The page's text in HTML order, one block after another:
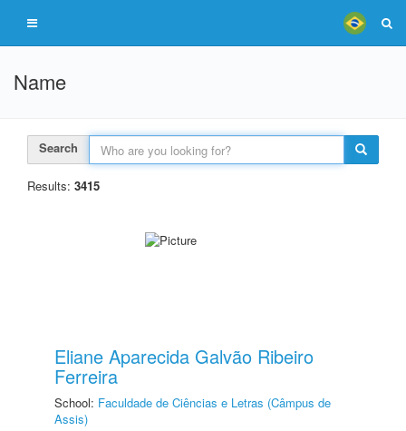
Name
Search
Results: 3415
Eliane Aparecida Galvão Ribeiro
Ferreira
School: Faculdade de Ciências e Letras (Câmpus de
Assis)